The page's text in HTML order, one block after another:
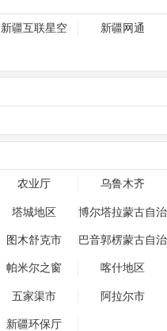
新疆互联星空 新疆网通
农业厅 乌鲁木齐
塔城地区 博尔塔拉蒙古自治
州
图木舒克市 巴音郭楞蒙古自治
州
帕米尔之窗 喀什地区
五家渠市 阿拉尔市
新疆环保厅